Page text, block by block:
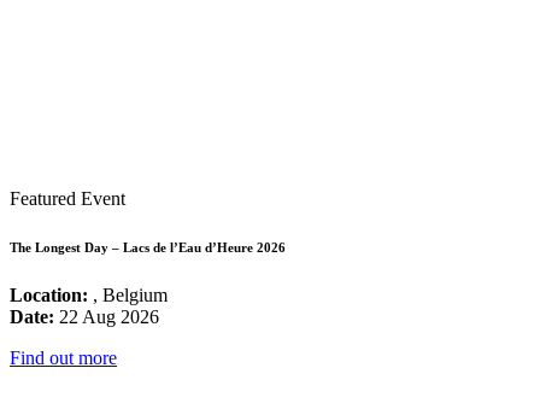
Featured Event
The Longest Day – Lacs de l’Eau d’Heure 2026
Location: , Belgium
Date: 22 Aug 2026
Find out more